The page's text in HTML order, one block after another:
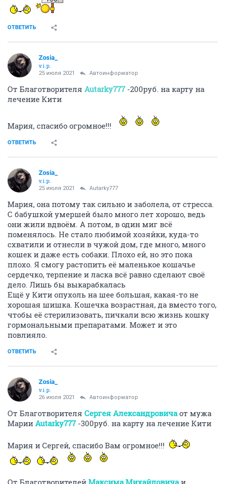
ОТВЕТИТЬ
Zosia_
v.i.p.
25 июля 2021 Автоинформатор
От Благотворителя Autarky777 -200руб. на карту на
лечение Кити
Мария, спасибо огромное!!!
ОТВЕТИТЬ
Zosia_
v.i.p.
25 июля 2021 Autarky777
Мария, она потому так сильно и заболела, от стресса.
С бабушкой умершей было много лет хорошо, ведь
они жили вдвоём. А потом, в один миг всё
поменялось. Не стало любимой хозяйки, куда-то
схватили и отнесли в чужой дом, где много, много
кошек и даже есть собаки. Плохо ей, но это пока
плохо. Я смогу растопить её маленькое кошачье
сердечко, терпение и ласка всё равно сделают своё
дело. Лишь бы выкарабкалась
Ещё у Кити опухоль на шее большая, какая-то не
хорошая шишка. Кошечка возрастная, да вместо того,
чтобы её стерилизовать, пичкали всю жизнь кошку
гормональными препаратами. Может и это
повлияло.
ОТВЕТИТЬ
Zosia_
v.i.p.
26 июля 2021 Автоинформатор
От Благотворителя Сергея Александровича от мужа
Марии Autarky777 -300руб. на карту на лечение Кити
Мария и Сергей, спасибо Вам огромное!!!
От Благотворителей Максима Михайловича и